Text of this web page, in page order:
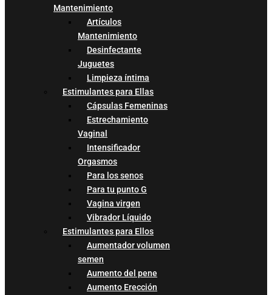
Mantenimiento
Artículos
Mantenimiento
Desinfectante
Juguetes
Limpieza íntima
Estimulantes para Ellas
Cápsulas Femeninas
Estrechamiento
Vaginal
Intensificador
Orgasmos
Para los senos
Para tu punto G
Vagina virgen
Vibrador Líquido
Estimulantes para Ellos
Aumentador volumen
semen
Aumento del pene
Aumento Erección